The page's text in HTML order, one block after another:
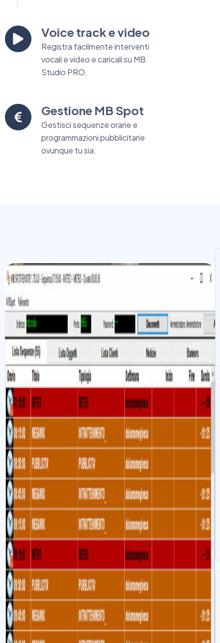
Voice track e video
Registra facilmente interventi
vocali e video e caricali su MB
Studio PRO.
Gestione MB Spot
Gestisci sequenze orarie e
programmazioni pubblicitarie
ovunque tu sia.